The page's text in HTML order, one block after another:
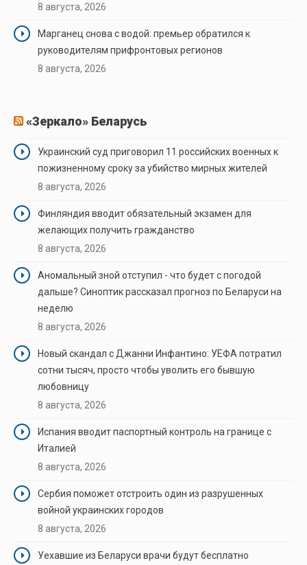
8 августа, 2026
Марганец снова с водой: премьер обратился к
руководителям прифронтовых регионов
8 августа, 2026
«Зеркало» Беларусь
Украинский суд приговорил 11 российских военных к
пожизненному сроку за убийство мирных жителей
8 августа, 2026
Финляндия вводит обязательный экзамен для
желающих получить гражданство
8 августа, 2026
Аномальный зной отступил - что будет с погодой
дальше? Синоптик рассказал прогноз по Беларуси на
неделю
8 августа, 2026
Новый скандал с Джанни Инфантино: УЕФА потратил
сотни тысяч, просто чтобы уволить его бывшую
любовницу
8 августа, 2026
Испания вводит паспортный контроль на границе с
Италией
8 августа, 2026
Сербия поможет отстроить один из разрушенных
войной украинских городов
8 августа, 2026
Уехавшие из Беларуси врачи будут бесплатно